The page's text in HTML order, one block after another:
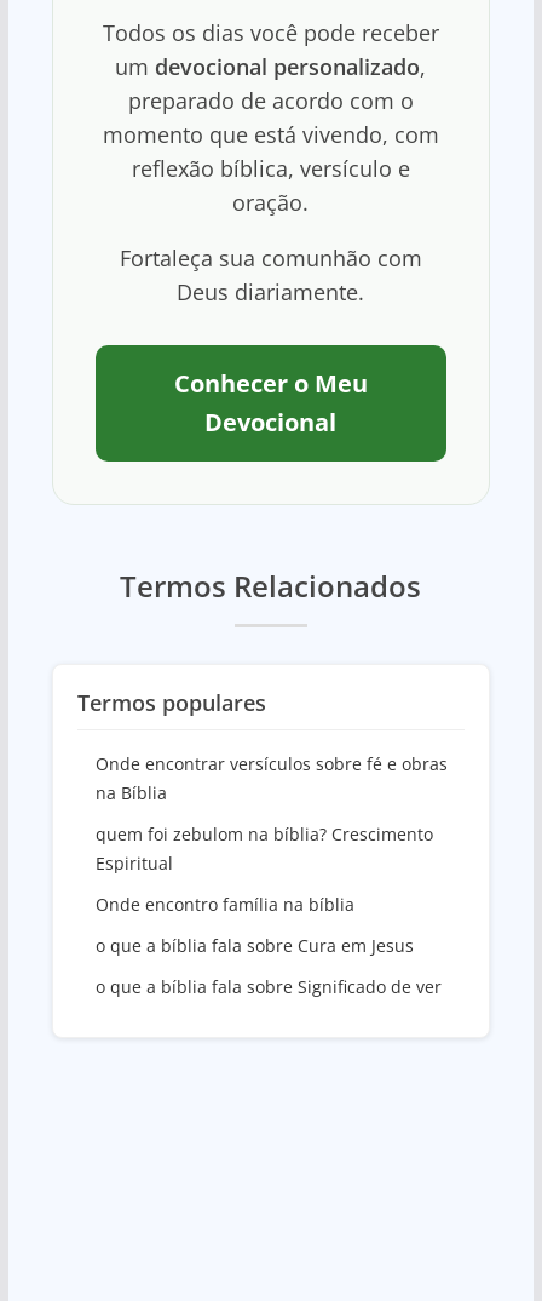
Todos os dias você pode receber
um devocional personalizado,
preparado de acordo com o
momento que está vivendo, com
reflexão bíblica, versículo e
oração.
Fortaleça sua comunhão com
Deus diariamente.
Conhecer o Meu
Devocional
Termos Relacionados
Termos populares
Onde encontrar versículos sobre fé e obras
na Bíblia
quem foi zebulom na bíblia? Crescimento
Espiritual
Onde encontro família na bíblia
o que a bíblia fala sobre Cura em Jesus
o que a bíblia fala sobre Significado de ver